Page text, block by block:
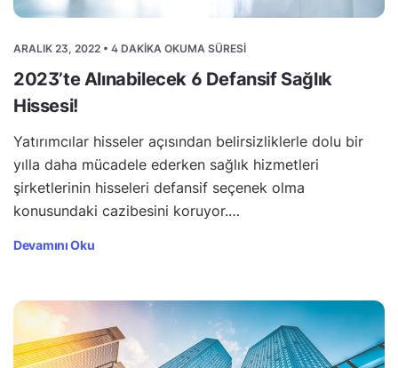
ARALIK 23, 2022 • 4 DAKIKA OKUMA SÜRESI
2023’te Alınabilecek 6 Defansif Sağlık
Hissesi!
Yatırımcılar hisseler açısından belirsizliklerle dolu bir
yılla daha mücadele ederken sağlık hizmetleri
şirketlerinin hisseleri defansif seçenek olma
konusundaki cazibesini koruyor.…
Devamını Oku